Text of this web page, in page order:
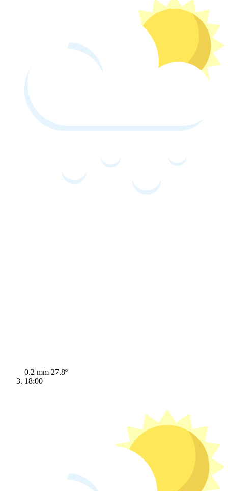
0.2 mm 27.8º
18:00